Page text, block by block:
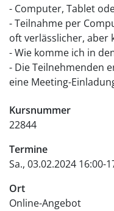
- Computer, Tablet
- Teilnahme per
oft verlässlicher, aber
- Wie komme ich in
- Die Teilnehmenden
eine Meeting-
Kursnummer
22844
Termine
Sa., 03.02.2024 16:00-
Ort
Online-Angebot